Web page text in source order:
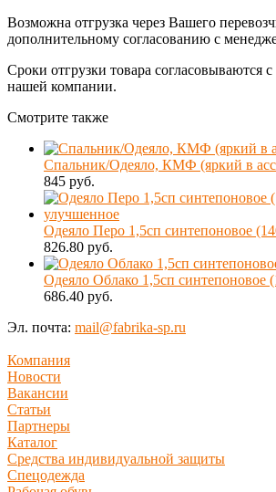
Возможна отгрузка через Вашего
дополнительному согласованию с
Сроки отгрузки товара согласовываются
нашей компании.
Смотрите также
Спальник/Одеяло, КМФ (яркий в
845 руб.
Одеяло Перо 1,5сп синтепоновое
826.80 руб.
Одеяло Облако 1,5сп синтепоновое
686.40 руб.
Эл. почта: mail@fabrika-sp.ru
Компания
Новости
Вакансии
Статьи
Партнеры
Каталог
Средства индивидуальной защиты
Спецодежда